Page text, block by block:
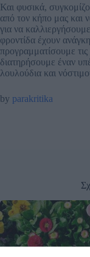
Και φυσικά,
από τον κήπο μας και
για να
φροντίδα έχουν
προγραμματίσουμε τις
διατηρήσουμε έναν
λουλούδια και
by parakritika